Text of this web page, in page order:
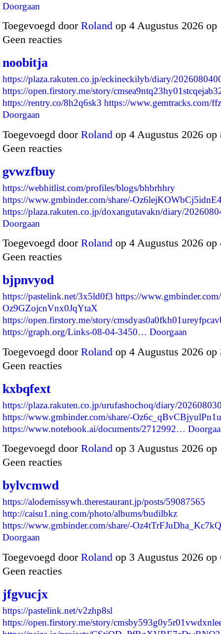
Doorgaan
Toegevoegd door Roland op 4 Augustus 2026
Geen reacties
noobitja
https://plaza.rakuten.co.jp/eckineckilyb/diary/
https://open.firstory.me/story/
https://rentry.co/8h2q6sk3 https://www.gemtracks.com/
Doorgaan
Toegevoegd door Roland op 4 Augustus 2026
Geen reacties
gvwzfbuy
https://webhitlist.com/profiles/blogs/bhbrhhry
https://www.gmbinder.com/share/-
https://plaza.rakuten.co.jp/doxangutavakn/diary/
Doorgaan
Toegevoegd door Roland op 4 Augustus 2026
Geen reacties
bjpnvyod
https://pastelink.net/3x5ld0f3 https://
Oz9GZojcnVnx0JqYtaX
https://open.firstory.me/story/
https://graph.org/Links-08-04-3450… Doorgaan
Toegevoegd door Roland op 4 Augustus 2026
Geen reacties
kxbqfext
https://plaza.rakuten.co.jp/urufashochoq/diary/
https://www.gmbinder.com/share/-
https://www.notebook.ai/documents/2712992…
Toegevoegd door Roland op 3 Augustus 2026
Geen reacties
bylvcmwd
https://alodemissywh.therestaurant.jp/posts/59087565
http://caisu1.ning.com/photo/albums/budilbkz
https://www.gmbinder.com/share/-
Doorgaan
Toegevoegd door Roland op 3 Augustus 2026
Geen reacties
jfgvucjx
https://pastelink.net/v2zhp8sl
https://open.firstory.me/story/